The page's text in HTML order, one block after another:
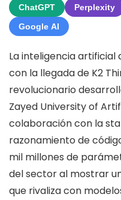
ChatGPT Perplexity
Google AI
La inteligencia artificial
con la llegada de K2
revolucionario
Zayed University of
colaboración con la
razonamiento de
mil millones de
del sector al mostrar
que rivaliza con